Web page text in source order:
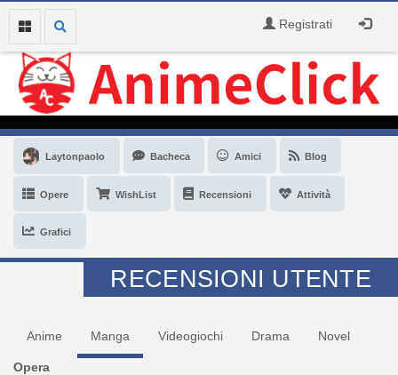
Registrati
Laytonpaolo Bacheca Amici Blog
Opere WishList Recensioni Attività
Grafici
RECENSIONI UTENTE
Anime Manga Videogiochi Drama Novel
Opera